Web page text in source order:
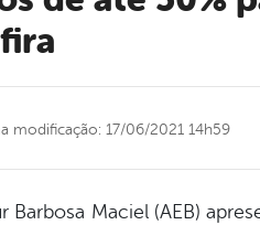
modificação: 17/06/2021 14h59
Maciel (AEB)